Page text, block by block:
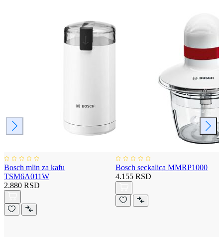
Bosch mlin za kafu
TSM6A011W
2.880 RSD
Bosch seckalica MMRP1000
4.155 RSD